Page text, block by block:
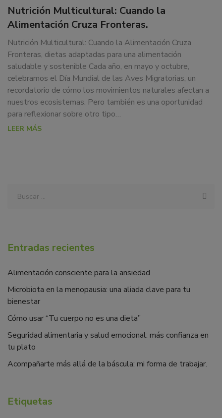
sobre
la
nutrición
alimentaria
tanto
para
particulares,
instituciones,
organismos,
empresas,
ferias,
Nutrición Multicultural: Cuando la
Alimentación Cruza Fronteras.
Nutrición Multicultural: Cuando la Alimentación Cruza
Fronteras, dietas adaptadas para una alimentación
saludable y sostenible Cada año, en mayo y octubre,
celebramos el Día Mundial de las Aves Migratorias, un
recordatorio de cómo los movimientos naturales afectan a
nuestros ecosistemas. Pero también es una oportunidad
para reflexionar sobre otro tipo…
LEER MÁS
Entradas recientes
Alimentación consciente para la ansiedad
Microbiota en la menopausia: una aliada clave para tu
bienestar
Cómo usar “Tu cuerpo no es una dieta”
Seguridad alimentaria y salud emocional: más confianza en
tu plato
Acompañarte más allá de la báscula: mi forma de trabajar.
Etiquetas